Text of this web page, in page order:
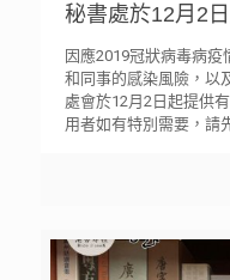
秘書處於12月2
因應2019冠狀病毒病
和同事的感染風險，以
處會於12月2日起提供
用者如有特別需要，請